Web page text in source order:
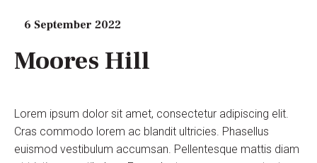
6 September 2022
Moores Hill
Lorem ipsum dolor sit amet, consectetur adipiscing elit.
Cras commodo lorem ac blandit ultricies. Phasellus
euismod vestibulum accumsan. Pellentesque mattis diam